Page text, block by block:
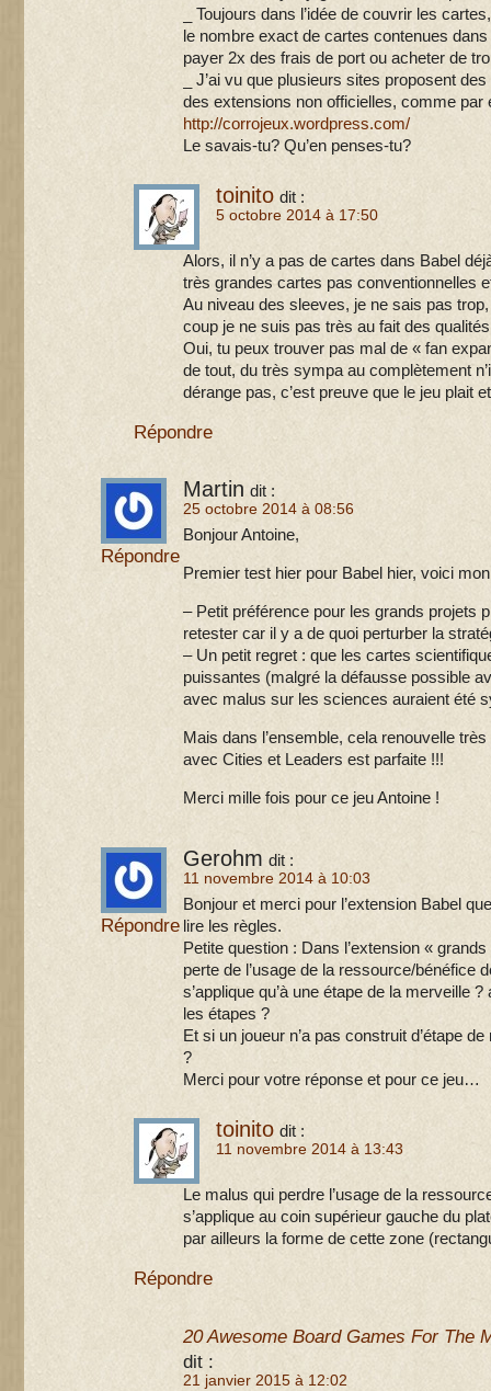
_ Toujours dans l’idée de couvrir les
le nombre exact de cartes contenues
payer 2x des frais de port ou acheter de
_ J’ai vu que plusieurs sites proposent
des extensions non officielles, comme par
http://corrojeux.wordpress.com/
Le savais-tu? Qu’en penses-tu?
toinito dit :
5 octobre 2014 à 17:50
Alors, il n’y a pas de cartes dans Babel
très grandes cartes pas conventionnelles
Au niveau des sleeves, je ne sais pas
coup je ne suis pas très au fait des
Oui, tu peux trouver pas mal de « fan
de tout, du très sympa au complètement
dérange pas, c’est preuve que le jeu plait
Répondre
Martin dit :
25 octobre 2014 à 08:56
Bonjour Antoine,
Premier test hier pour Babel hier, voici
– Petit préférence pour les grands projets
retester car il y a de quoi perturber la
– Un petit regret : que les cartes
puissantes (malgré la défausse possible
avec malus sur les sciences auraient été
Mais dans l’ensemble, cela renouvelle
avec Cities et Leaders est parfaite !!!
Merci mille fois pour ce jeu Antoine !
Répondre
Gerohm dit :
11 novembre 2014 à 10:03
Bonjour et merci pour l’extension Babel
lire les règles.
Petite question : Dans l’extension «
perte de l’usage de la ressource/bénéfice
s’applique qu’à une étape de la merveille
les étapes ?
Et si un joueur n’a pas construit d’étape
?
Merci pour votre réponse et pour ce jeu…
Répondre
toinito dit :
11 novembre 2014 à 13:43
Le malus qui perdre l’usage de la
s’applique au coin supérieur gauche du
par ailleurs la forme de cette zone
Répondre
20 Awesome Board Games For The
dit :
21 janvier 2015 à 12:02